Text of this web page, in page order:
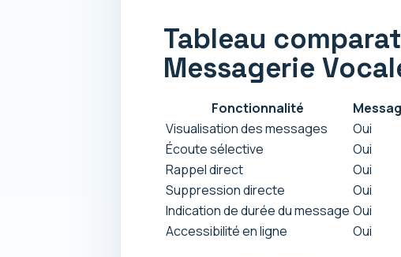
Tableau
Messagerie
Fonctionnalité
Visualisation des messages
Oui
Écoute sélective
Oui
Rappel direct
Oui
Suppression directe
Oui
Indication de durée du message Oui
Accessibilité en ligne
Oui